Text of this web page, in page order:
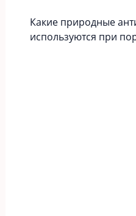
Какие природные
используются при